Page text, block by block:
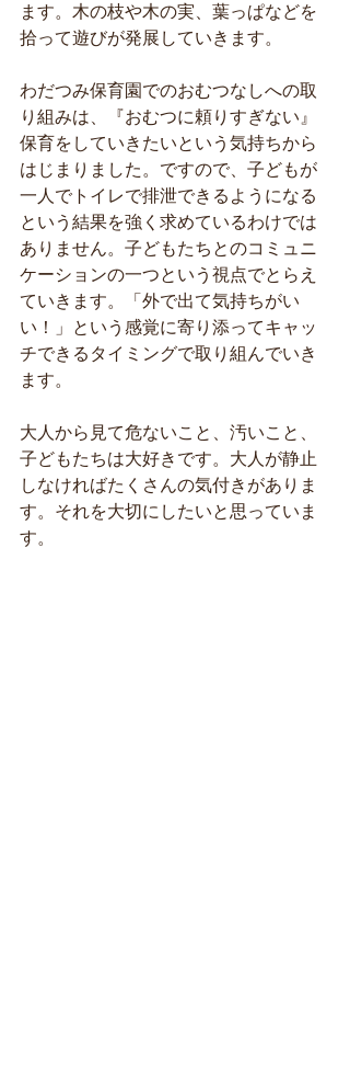
ます。木の枝や木の実、葉っぱなどを
拾って遊びが発展していきます。
わだつみ保育園でのおむつなしへの取
り組みは、『おむつに頼りすぎない』
保育をしていきたいという気持ちから
はじまりました。ですので、子どもが
一人でトイレで排泄できるようになる
という結果を強く求めているわけでは
ありません。子どもたちとのコミュニ
ケーションの一つという視点でとらえ
ていきます。「外で出て気持ちがい
い！」という感覚に寄り添ってキャッ
チできるタイミングで取り組んでいき
ます。
大人から見て危ないこと、汚いこと、
子どもたちは大好きです。大人が静止
しなければたくさんの気付きがありま
す。それを大切にしたいと思っていま
す。